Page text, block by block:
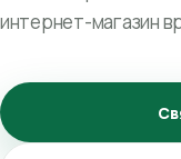
интернет-магазин